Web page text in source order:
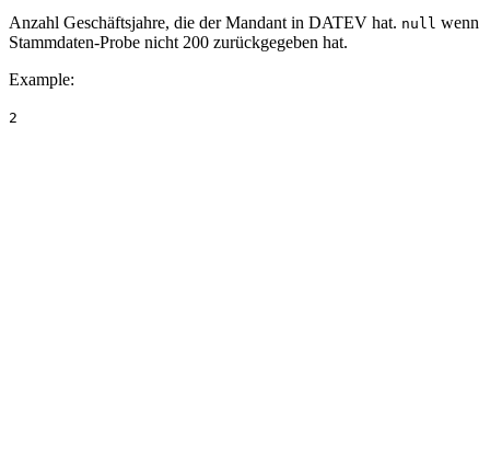
Anzahl Geschäftsjahre, die der Mandant in DATEV hat. null wenn
Stammdaten-Probe nicht 200 zurückgegeben hat.
Example:
2